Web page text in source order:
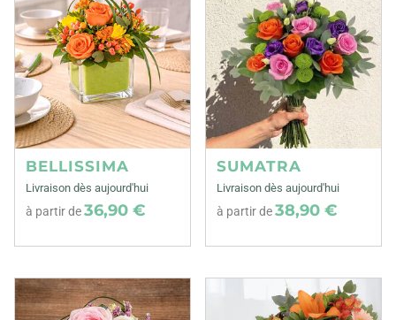
BELLISSIMA
Livraison dès aujourd'hui
à partir de36,90 €
SUMATRA
Livraison dès aujourd'hui
à partir de38,90 €